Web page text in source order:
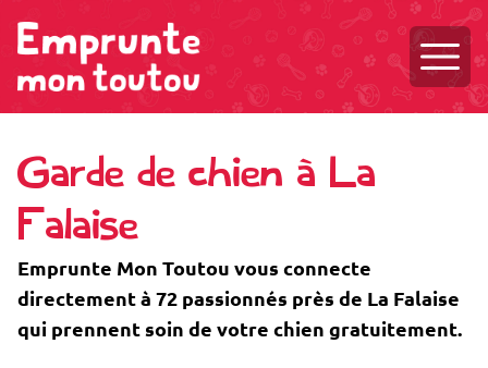
Garde de chien à La
Falaise
Emprunte Mon Toutou vous connecte
directement à 72 passionnés près de La Falaise
qui prennent soin de votre chien gratuitement.